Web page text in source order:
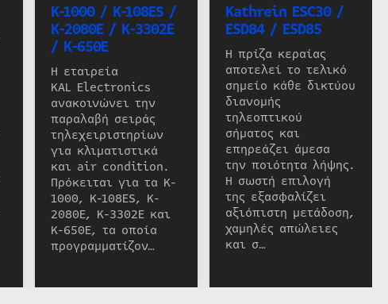
K-1000 / K-108ES /
K-2080E / K-3302E
/ K-650E
Η εταιρεία
KAL Electronics
ανακοινώνει την
παραλαβή σειράς
τηλεχειριστηρίων
για κλιματιστικά
και air condition.
Πρόκειται για τα K-
1000, K-108ES, K-
2080E, K-3302E και
K-650E, τα οποία
προγραμματίζον…
Kathrein ESC30 /
ESD84 / ESD85
Η πρίζα κεραίας
αποτελεί το τελικό
σημείο κάθε δικτύου
διανομής
τηλεοπτικού
σήματος και
επηρεάζει άμεσα
την ποιότητα λήψης.
Η σωστή επιλογή
της εξασφαλίζει
αξιόπιστη μετάδοση,
χαμηλές απώλειες
και σ…